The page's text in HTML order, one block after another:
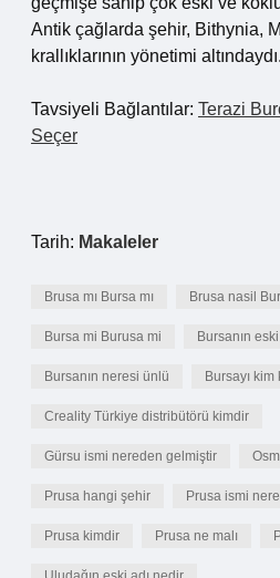
Antik çağlarda şehir, Bithynia,
krallıklarının yönetimi altındaydı.
Tavsiyeli Bağlantılar: Terazi
Seçer
Tarih: Makaleler
Brusa mı Bursa mı Brusa nasil
Bursa mi Burusa mi Bursanın
Bursanın neresi ünlü Bursayı kim
Creality Türkiye distribütörü kimdir
Gürsu ismi nereden gelmiştir
Prusa hangi şehir Prusa ismi
Prusa kimdir Prusa ne malı